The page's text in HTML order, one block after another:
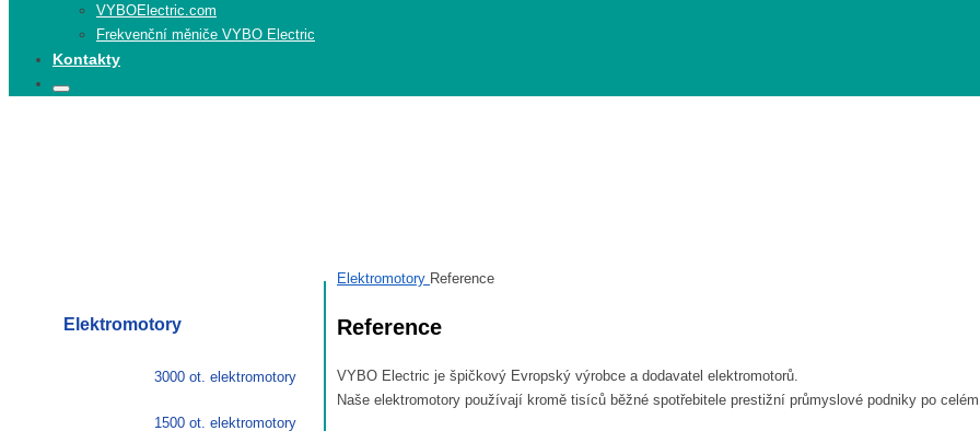
VYBOElectric.com
Frekvenční měniče VYBO Electric
Kontakty
Search
Search
Elektromotory Elektromotory
Reference
Reference
VYBO Electric je špičkový Evropský výrobce a dodavatel elektromotorů.
Naše elektromotory používají kromě tisíců běžné spotřebitele prestižní průmyslové podniky po
Elektromotory
3000 ot. elektromotory
1500 ot. elektromotory